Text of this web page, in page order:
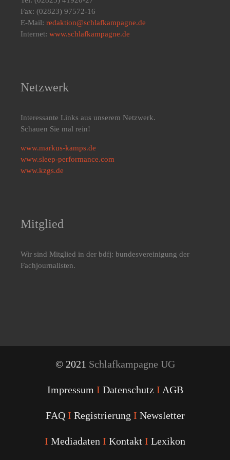
Fax: (02823) 97572-16
E-Mail: redaktion@schlafkampagne.de
Internet: www.schlafkampagne.de
Netzwerk
Interessante Links aus unserem Netzwerk.
Schauen Sie mal rein!
www.markus-kamps.de
www.sleep-performance.com
www.kzgs.de
Mitglied
Wir sind Mitglied in der bdfj: bundesvereinigung der
Fachjournalisten.
© 2021 Schlafkampagne UG
Impressum I Datenschutz I AGB
FAQ I Registrierung I Newsletter
I Mediadaten I Kontakt I Lexikon